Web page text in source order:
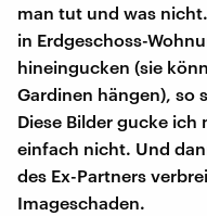
man tut und was
in Erdgeschoss-
hineingucken (sie
Gardinen hängen), so
Diese Bilder gucke
einfach nicht. Und
des Ex-Partners
Imageschaden.